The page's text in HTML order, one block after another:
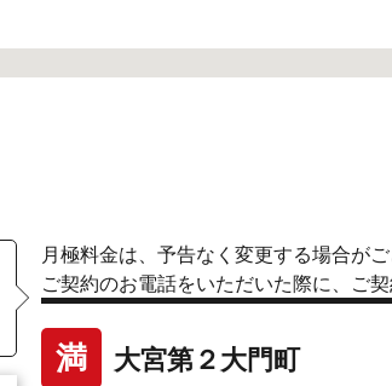
月極料金は、予告なく変更する場合がご
ご契約のお電話をいただいた際に、ご
満 大宮第２大門町